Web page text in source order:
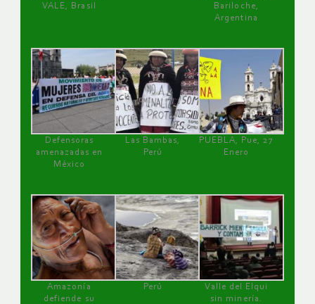
VALE, Brasil
Bariloche,
Argentina
Defensoras
amenazadas en
México
Las Bambas,
Perú
PUEBLA, Pue, 27
Enero
Amazonía
defiende su
Perú
Valle del Elqui
sin minería.